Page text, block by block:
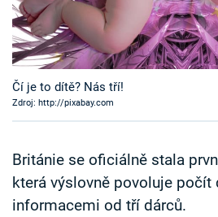
TV Program
Časopis
Sledujte prima+
Sledujte nás
Čí je to dítě? Nás tří!
Zdroj: http://pixabay.com
Británie se oficiálně stala
která výslovně povoluje
informacemi od tří dárců.